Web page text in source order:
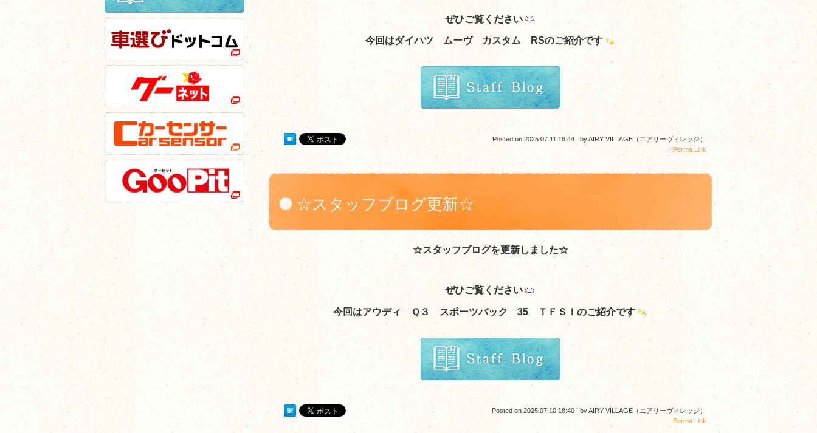
ぜひご覧ください
今回はダイハツ ムーヴ カスタム RSのご紹介です
Posted on 2025.07.11 16:44 byAIRY VILLAGE（エアリーヴィレッジ）
Perma Link
☆スタッフブログ更新☆
☆スタッフブログを更新しました☆
ぜひご覧ください
今回はアウディ Ｑ３ スポーツバック 35 ＴＦＳＩ のご紹介です
Posted on 2025.07.10 18:40 | byAIRY VILLAGE（エアリーヴィレッジ）
| Perma Link